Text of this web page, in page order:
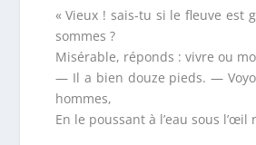
« Vieux ! sais-tu si le fleuve est
sommes ?
Misérable, réponds : vivre ou
— Il a bien douze pieds. —
hommes,
En le poussant à l’eau sous